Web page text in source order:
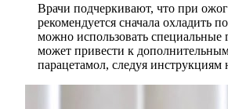
Врачи подчеркивают, что при
рекомендуется сначала охладить
можно использовать специальные
может привести к
парацетамол, следуя